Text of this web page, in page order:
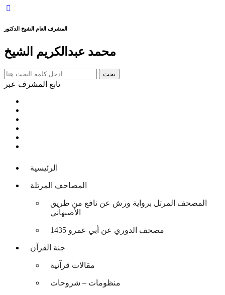
المشرف العام الشيخ الدكتور
محمد عبدالكريم الشيخ
تابع المشرف عبر
الرئيسية
المصاحف المرتلة
المصحف المرتل برواية ورش عن نافع من طريق
الأصبهاني
مصحف الدوري عن أبي عمرو 1435
جنة القرآن
مقالات قرآنية
منظومات – شروحات